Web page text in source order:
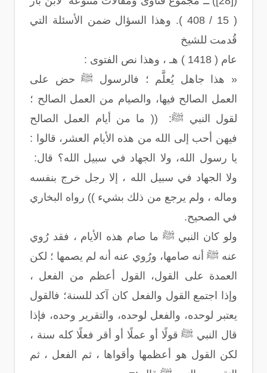
( 15 / 408 ). وهذا السؤال ضمن الأسئلة التي
قُدمت للشيخ
عام ( 1418 ) هـ ، وهذا نص الفتوى :
« هذا جاهل يُعلَّم ؛ فالرسول ﷺ حض على
العمل الصالح فيها، والصيام من العمل الصالح ؛
لقول النبي ﷺ: (( ما من أيام العمل الصالح
فيهن أحب إلى الله من هذه الأيام العشر، قالوا :
يا رسول الله، ولا الجهاد في سبيل الله؟ قال:
ولا الجهاد في سبيل الله ، إلا رجل خرج بنفسه
وماله ، ولم يرجع من ذلك بشيء )) رواه البخاري
في الصحيح.
ولو كان النبي ﷺ ما صام هذه الأيام ، فقد رُوي
عنه ﷺ أنه صامها، ورُوي عنه أنه لم يصمها ؛ لكن
العمدة على القول، القول أعظم من الفعل ،
وإذا اجتمع القول والفعل كان آكد للسنة؛ فالقول
يعتبر لوحده، والفعل لوحده، والتقرير وحده، فإذا
قال النبي ﷺ قولًا أو عملًا أو أقر فعلًا كله سنة ،
لكن القول هو أعظمها وأقواها ، ثم الفعل ، ثم